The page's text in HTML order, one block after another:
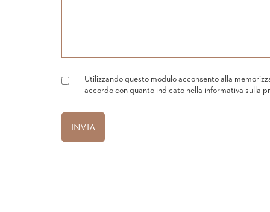
Utilizzando questo modulo acconsento alla
accordo con quanto indicato nella informativa sulla